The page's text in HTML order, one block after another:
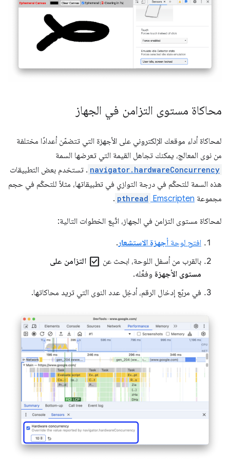
محاكاة مستوى التزامن في الجهاز
لمحاكاة أداء موقعك الإلكتروني على الأجهزة التي تتضمّن أعدادًا مختلفة
من نوى المعالج، يمكنك تجاهل القيمة التي تعرضها السمة
navigator.hardwareConcurrency . تستخدم بعض التطبيقات
هذه السمة للتحكّم في درجة التوازي في تطبيقاتها، مثلاً للتحكّم في حجم
مجموعة Emscripten
pthread
.
لمحاكاة مستوى التزامن في الجهاز، اتّبِع الخطوات التالية:
افتح لوحة أجهزة الاستشعار .
بالقرب من أسفل اللوحة، ابحث عن check_box التزامن على
مستوى الأجهزة وفعِّله.
في مربّع إدخال الرقم، أدخِل عدد النوى التي تريد محاكاتها.